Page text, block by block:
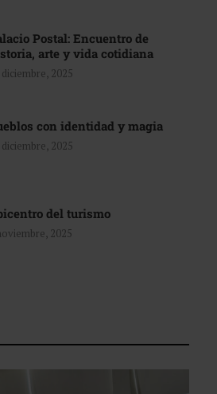
Postal: Encuentro de
arte y vida cotidiana
diciembre, 2025
con identidad y magia
diciembre, 2025
del turismo
2025